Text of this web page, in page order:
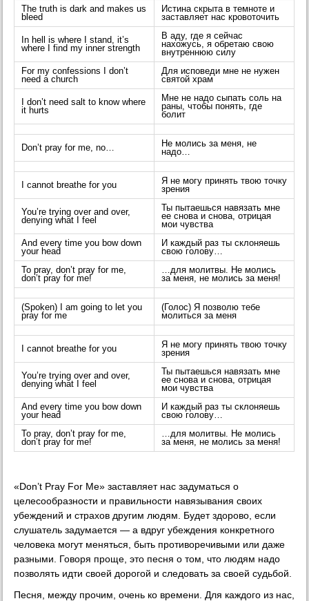
The truth is dark and makes us
bleed
Истина скрыта в темноте и
заставляет нас кровоточить
In hell is where I stand, it’s
where I find my inner strength
В аду, где я сейчас
нахожусь, я обретаю свою
внутреннюю силу
For my confessions I don’t
need a church
Для исповеди мне не нужен
святой храм
I don’t need salt to know where
it hurts
Мне не надо сыпать соль на
раны, чтобы понять, где
болит
Don’t pray for me, no…
Не молись за меня, не
надо…
I cannot breathe for you
Я не могу принять твою точку
зрения
You’re trying over and over,
denying what I feel
Ты пытаешься навязать мне
ее снова и снова, отрицая
мои чувства
And every time you bow down
your head
И каждый раз ты склоняешь
свою голову…
To pray, don’t pray for me,
don’t pray for me!
…для молитвы. Не молись
за меня, не молись за меня!
(Spoken) I am going to let you
pray for me
(Голос) Я позволю тебе
молиться за меня
I cannot breathe for you
Я не могу принять твою точку
зрения
You’re trying over and over,
denying what I feel
Ты пытаешься навязать мне
ее снова и снова, отрицая
мои чувства
And every time you bow down
your head
И каждый раз ты склоняешь
свою голову…
To pray, don’t pray for me,
don’t pray for me!
…для молитвы. Не молись
за меня, не молись за меня!
«Don’t Pray For Me» заставляет нас задуматься о
целесообразности и правильности навязывания своих
убеждений и страхов другим людям. Будет здорово, если
слушатель задумается — а вдруг убеждения конкретного
человека могут меняться, быть противоречивыми или даже
разными. Говоря проще, это песня о том, что людям надо
позволять идти своей дорогой и следовать за своей судьбой.
Песня, между прочим, очень ко времени. Для каждого из нас,